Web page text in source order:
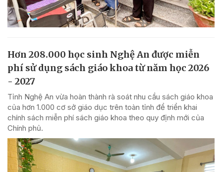
Hơn 208.000 học sinh Nghệ An được miễn
phí sử dụng sách giáo khoa từ năm học 2026
- 2027
Tỉnh Nghệ An vừa hoàn thành rà soát nhu cầu sách giáo khoa
của hơn 1.000 cơ sở giáo dục trên toàn tỉnh để triển khai
chính sách miễn phí sách giáo khoa theo quy định mới của
Chính phủ.